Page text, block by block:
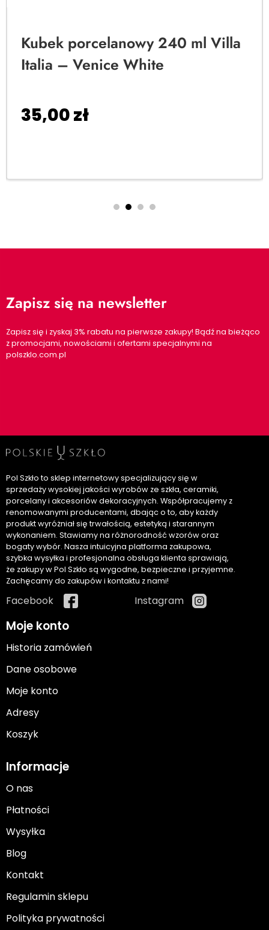
Kubek porcelanowy 240 ml Villa
Italia – Venice White
35,00zł
Zapisz się na newsletter
Zapisz się i zyskaj 3% rabatu na pierwsze zakupy! Bądź na bieżąco
z promocjami, nowościami i ofertami specjalnymi na
polszklo.com.pl
Pol Szkło to sklep internetowy specjalizujący się w
sprzedaży wysokiej jakości wyrobów ze szkła, ceramiki,
porcelany i akcesoriów dekoracyjnych. Współpracujemy z
renomowanymi producentami, dbając o to, aby każdy
produkt wyróżniał się trwałością, estetyką i starannym
wykonaniem. Stawiamy na różnorodność wzorów oraz
bogaty wybór. Nasza intuicyjna platforma zakupowa,
szybka wysyłka i profesjonalna obsługa klienta sprawiają,
że zakupy w Pol Szkło są wygodne, bezpieczne i przyjemne.
Zachęcamy do zakupów i kontaktu z nami!
Facebook Instagram
Moje konto
Historia zamówień
Dane osobowe
Moje konto
Adresy
Koszyk
Informacje
O nas
Płatności
Wysyłka
Blog
Kontakt
Regulamin sklepu
Polityka prywatności